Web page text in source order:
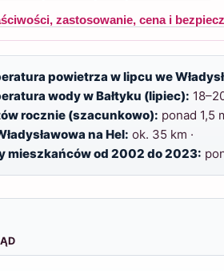
zastosowanie, cena i
powietrza w lipcu we
wody w Bałtyku (lipiec):
rocznie (szacunkowo): ponad 1,5
na Hel: ok. 35 km ·
mieszkańców od 2002 do 2023: